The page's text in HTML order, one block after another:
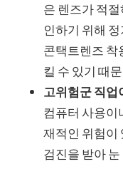
은 렌즈가 적
인하기 위해
콘택트렌즈 착
킬 수 있기 때
고위험군 직업
컴퓨터 사용이
재적인 위험이
검진을 받아